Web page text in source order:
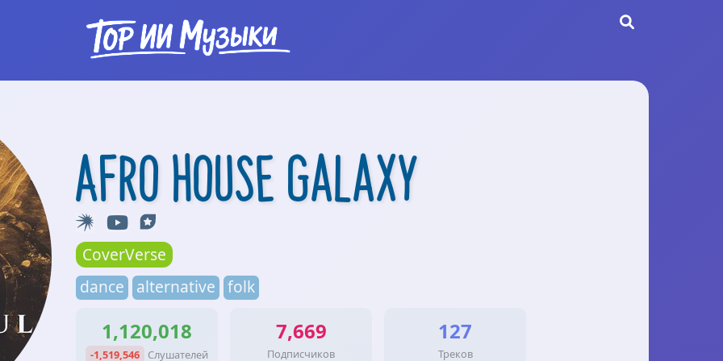
Afro House Galaxy
CoverVerse
dance
alternative folk
1,120,018
-1,519,546 Слушателей
7,669
Подписчиков
127
Треков